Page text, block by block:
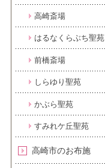
高崎斎場
はるなくらぶち聖苑
前橋斎場
しらゆり聖苑
かぶら聖苑
すみれケ丘聖苑
高崎市のお布施